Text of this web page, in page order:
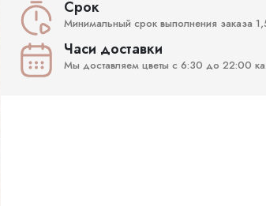
Срок
Минимальный срок выполнения заказа
Часи доставки
Мы доставляем цветы с 6:30 до 22:00